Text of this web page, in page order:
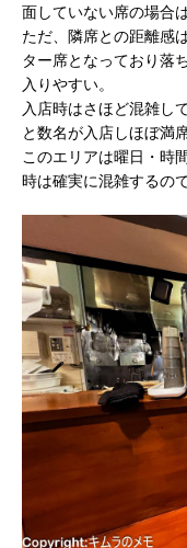
面していない席の場合
ただ、隣席との距離感
ター席となっており落
入りやすい。
入店時はさほど混雑し
と数名が入店しほぼ満
このエリアは曜日・時
時は確実に混雑するの